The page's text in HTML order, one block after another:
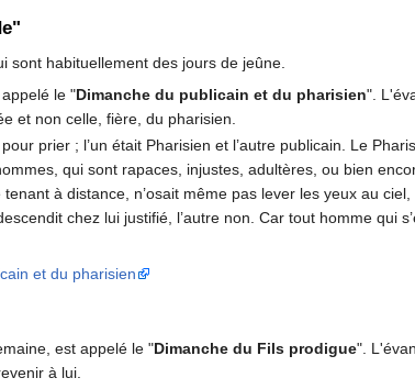
sont habituellement des jours de jeûne.
le "Dimanche du publicain et du pharisien".
et non celle, fière, du pharisien.
prier ; l’un était Pharisien et l’autre publicain. Le
qui sont rapaces, injustes, adultères, ou bien
à distance, n’osait même pas lever les yeux au
chez lui justifié, l’autre non. Car tout homme qui
et du pharisien
est appelé le "Dimanche du Fils prodigue".
à lui.